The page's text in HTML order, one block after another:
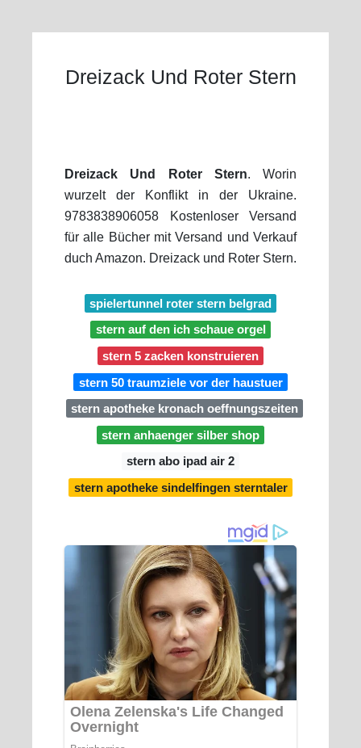
Dreizack Und Roter Stern
Dreizack Und Roter Stern. Worin
wurzelt der Konflikt in der Ukraine.
9783838906058 Kostenloser Versand
für alle Bücher mit Versand und Verkauf
duch Amazon. Dreizack und Roter Stern.
spielertunnel roter stern belgrad
stern auf den ich schaue orgel
stern 5 zacken konstruieren
stern 50 traumziele vor der haustuer
stern apotheke kronach oeffnungszeiten
stern anhaenger silber shop
stern abo ipad air 2
stern apotheke sindelfingen sterntaler